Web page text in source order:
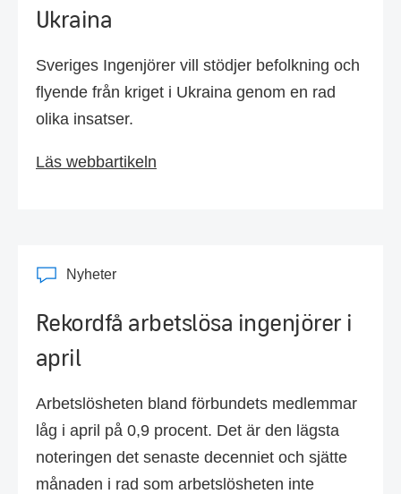
Ukraina
Sveriges Ingenjörer vill stödjer befolkning och
flyende från kriget i Ukraina genom en rad
olika insatser.
Läs webbartikeln
Nyheter
Rekordfå arbetslösa ingenjörer i
april
Arbetslösheten bland förbundets medlemmar
låg i april på 0,9 procent. Det är den lägsta
noteringen det senaste decenniet och sjätte
månaden i rad som arbetslösheten inte